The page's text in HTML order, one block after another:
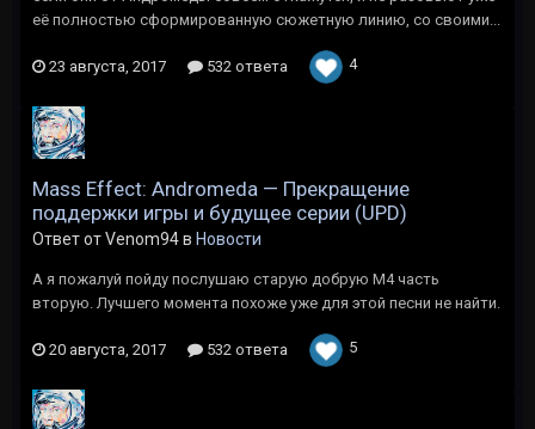
её полностью сформированную сюжетную линию, со своими...
23 августа, 2017 532 ответа 4
Mass Effect: Andromeda — Прекращение
поддержки игры и будущее серии (UPD)
Ответ от Venom94 в Новости
А я пожалуй пойду послушаю старую добрую M4 часть
вторую. Лучшего момента похоже уже для этой песни не найти.
20 августа, 2017 532 ответа 5